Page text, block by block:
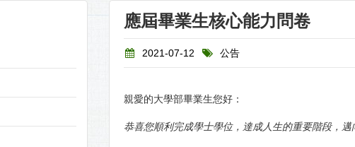
應屆畢業生核心能力問卷
2021-07-12 公告
親愛的大學部畢業生您好：
恭喜您順利完成學士學位，達成人生的重要階段，